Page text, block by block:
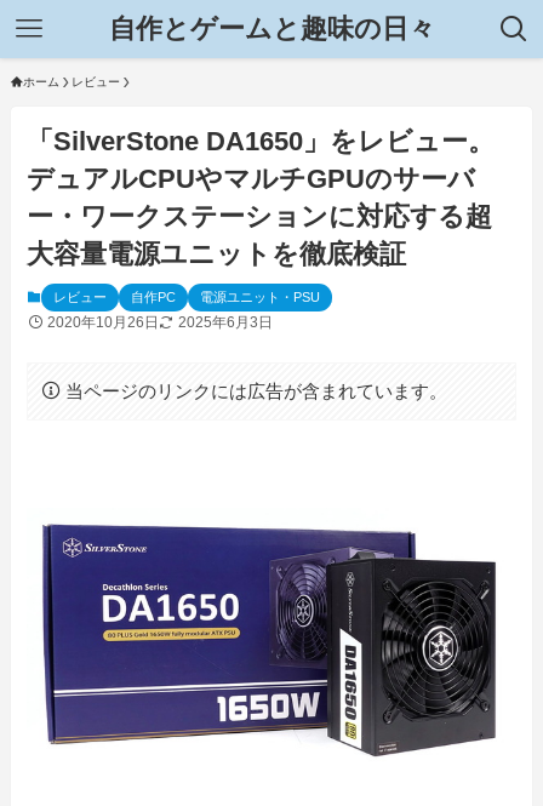
自作とゲームと趣味の日々
ホーム レビュー
「SilverStone DA1650」をレビュー。
デュアルCPUやマルチGPUのサーバ
ー・ワークステーションに対応する超
大容量電源ユニットを徹底検証
レビュー 自作PC 電源ユニット・PSU
2020年10月26日 2025年6月3日
当ページのリンクには広告が含まれています。